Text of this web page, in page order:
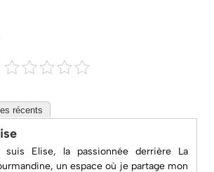
récents
suis Elise, la passionnée derrière La
, un espace où je partage mon